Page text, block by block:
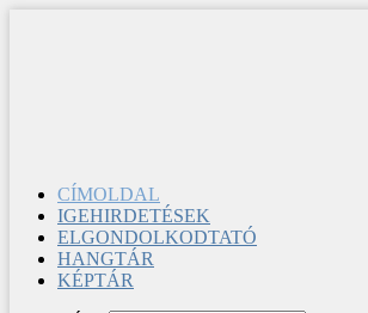
CÍMOLDAL
IGEHIRDETÉSEK
ELGONDOLKODTATÓ
HANGTÁR
KÉPTÁR